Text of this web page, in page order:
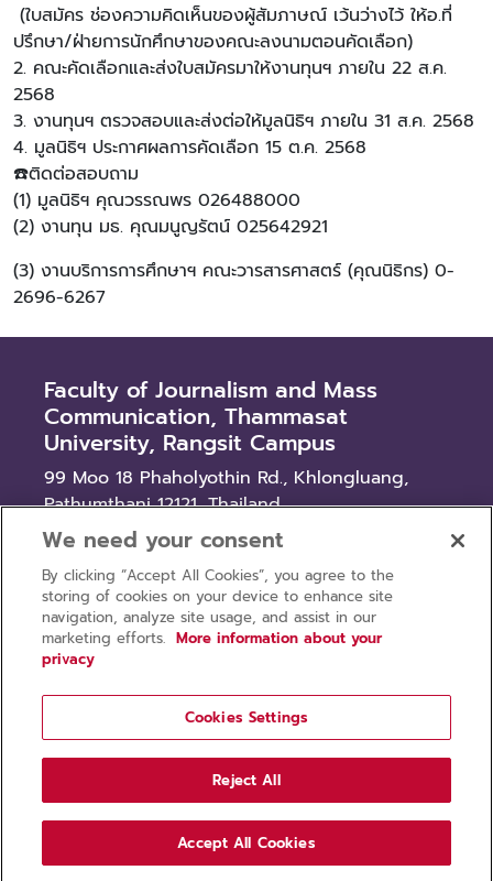
(ใบสมัคร ช่องความคิดเห็นของผู้สัมภาษณ์ เว้นว่างไว้ ให้อ.ที่
ปรึกษา/ฝ่ายการนักศึกษาของคณะลงนามตอนคัดเลือก)
2. คณะคัดเลือกและส่งใบสมัครมาให้งานทุนฯ ภายใน 22 ส.ค.
2568
3. งานทุนฯ ตรวจสอบและส่งต่อให้มูลนิธิฯ ภายใน 31 ส.ค. 2568
4. มูลนิธิฯ ประกาศผลการคัดเลือก 15 ต.ค. 2568
☎️ติดต่อสอบถาม
(1) มูลนิธิฯ คุณวรรณพร 026488000
(2) งานทุน มธ. คุณมนูญรัตน์ 025642921
(3) งานบริการการศึกษาฯ คณะวารสารศาสตร์ (คุณนิธิกร) 0-
2696-6267
Faculty of Journalism and Mass
Communication, Thammasat
University, Rangsit Campus
99 Moo 18 Phaholyothin Rd., Khlongluang,
Pathumthani 12121, Thailand
News
Procurement
Recruitment
Privacy policy
Terms of use
Copyright © 2026 Faculty of Journalism and Mass
Communication, Thammasat University. All rights
reserved.
We need your consent
By clicking “Accept All Cookies”, you agree to the
storing of cookies on your device to enhance site
navigation, analyze site usage, and assist in our
marketing efforts. More information about your
privacy
Cookies Settings
Reject All
Accept All Cookies